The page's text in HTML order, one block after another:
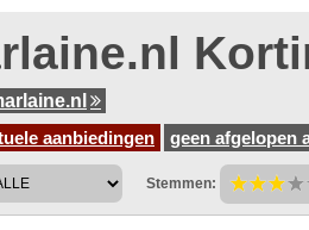
aanbiedingen
geen afgelopen
Stemmen: